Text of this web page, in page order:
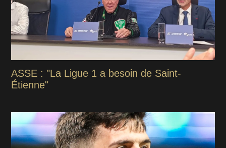
ASSE : "La Ligue 1 a besoin de Saint-
Étienne"